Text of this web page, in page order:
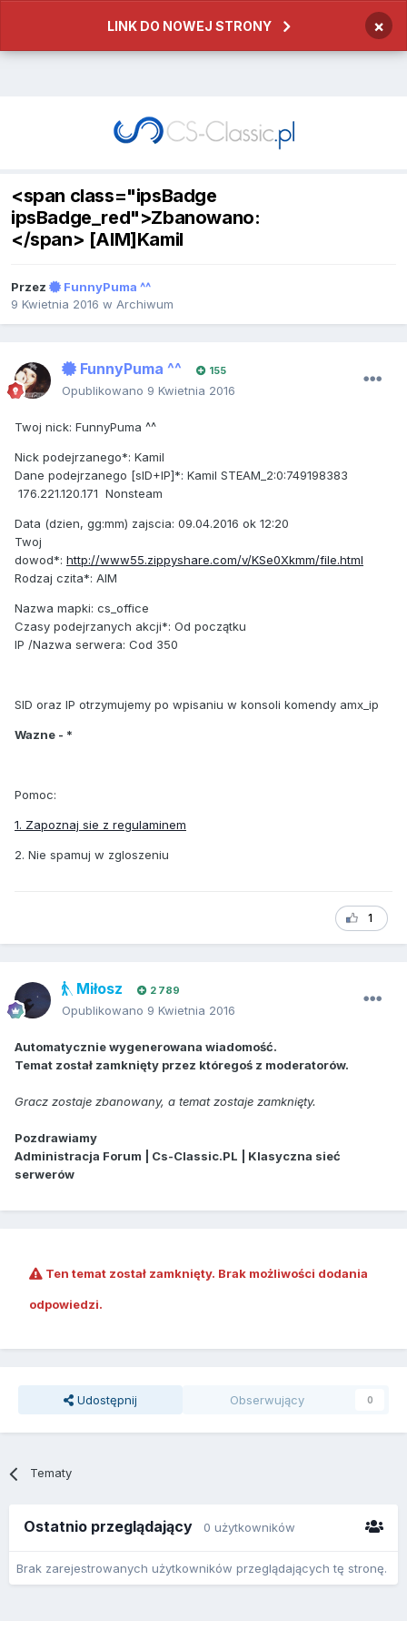
LINK DO NOWEJ STRONY ×
<span class="ipsBadge
ipsBadge_red">Zbanowano:
</span> [AIM]Kamil
Przez
FunnyPuma ^^
9 Kwietnia 2016 w Archiwum
FunnyPuma ^^ 155
Opublikowano 9 Kwietnia 2016
Twoj nick: FunnyPuma ^^
Nick podejrzanego*: Kamil
Dane podejrzanego [sID+IP]*: Kamil STEAM_2:0:749198383
176.221.120.171 Nonsteam
Data (dzien, gg:mm) zajscia: 09.04.2016 ok 12:20
Twoj
dowod*: http://www55.zippyshare.com/v/KSe0Xkmm/file.html
Rodzaj czita*: AIM
Nazwa mapki: cs_office
Czasy podejrzanych akcji*: Od początku
IP /Nazwa serwera: Cod 350
SID oraz IP otrzymujemy po wpisaniu w konsoli komendy amx_ip
Wazne - *
Pomoc:
1. Zapoznaj sie z regulaminem
2. Nie spamuj w zgloszeniu
1
Miłosz 2 789
Opublikowano 9 Kwietnia 2016
Automatycznie wygenerowana wiadomość.
Temat został zamknięty przez któregoś z moderatorów.
Gracz zostaje zbanowany, a temat zostaje zamknięty.
Pozdrawiamy
Administracja Forum | Cs-Classic.PL | Klasyczna sieć
serwerów
Ten temat został zamknięty. Brak możliwości dodania
odpowiedzi.
Udostępnij Obserwujący 0
Tematy
Ostatnio przeglądający 0 użytkowników
Brak zarejestrowanych użytkowników przeglądających tę stronę.